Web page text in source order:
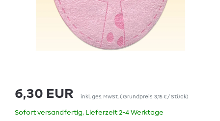
6,30 EUR inkl. ges. MwSt.( Grundpreis 3,15 € / Stück)
Sofort versandfertig, Lieferzeit 2-4 Werktage